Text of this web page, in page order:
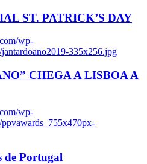
ST. PATRICK’S DAY
wp-
335x256.jpg
CHEGA A LISBOA A
wp-
de Portugal